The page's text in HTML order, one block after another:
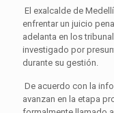
El exalcalde de
enfrentar un juicio
adelanta en los
investigado por
durante su gestión.
De acuerdo con la
avanzan en la etapa